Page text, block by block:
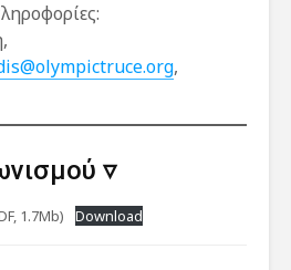
,
▿
1.7Mb) Download